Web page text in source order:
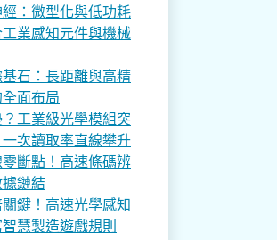
：微型化與低功耗
業感知元件與機械
石：長距離與高精
面布局
工業級光學模組突
次讀取率直線攀升
斷點！高速條碼辨
鏈結
鍵！高速光學感知
慧製造遊戲規則